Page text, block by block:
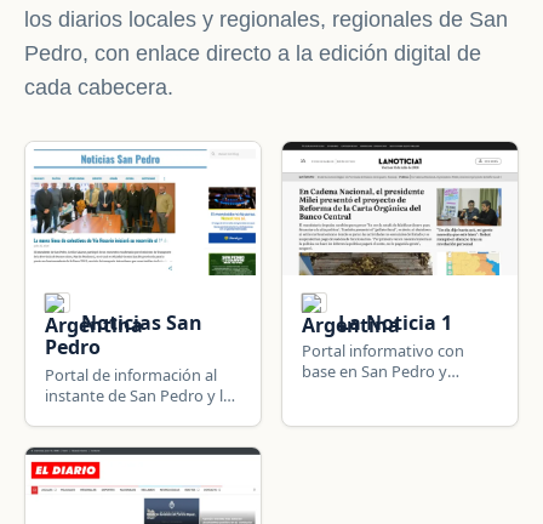
los diarios locales y regionales, regionales de San
Pedro, con enlace directo a la edición digital de
cada cabecera.
Noticias San
Pedro
Portal de información al
instante de San Pedro y la
La Noticia 1
Portal informativo con
base en San Pedro y
política, municipios y